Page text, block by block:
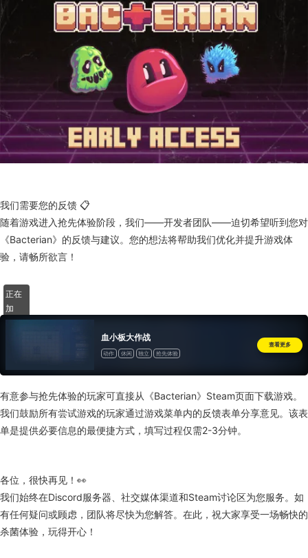
我们需要您的反馈 📋
随着游戏进入抢先体验阶段，我们——开发者团队——迫切希望听到您对
《Bacterian》的反馈与建议。您的想法将帮助我们优化并提升游戏体
验，请畅所欲言！
正在
加
载……
血小板大作战
动作 休闲 独立 抢先体验
查看更多
有意参与抢先体验的玩家可直接从《Bacterian》Steam页面下载游戏。
我们鼓励所有尝试游戏的玩家通过游戏菜单内的反馈表单分享意见。该表
单是提供必要信息的最便捷方式，填写过程仅需2-3分钟。
各位，很快再见！👀
我们始终在Discord服务器、社交媒体渠道和Steam讨论区为您服务。如
有任何疑问或顾虑，团队将尽快为您解答。在此，祝大家享受一场畅快的
杀菌体验，玩得开心！